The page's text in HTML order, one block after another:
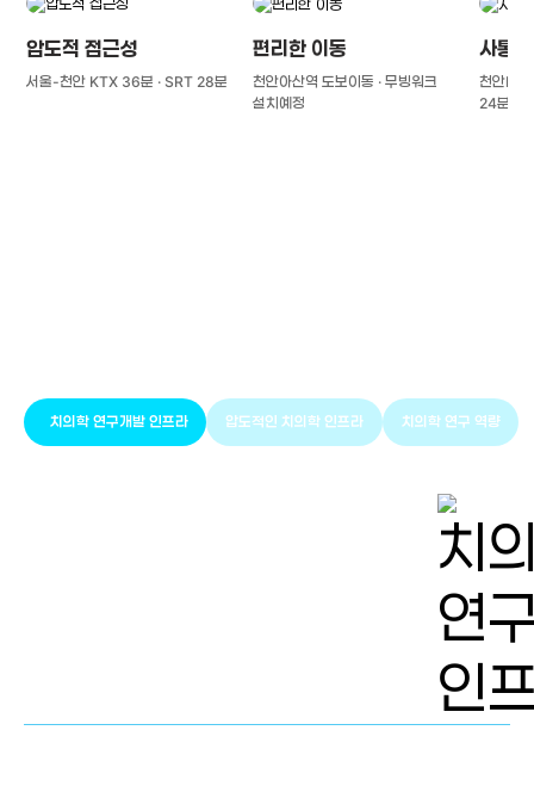
압도적 접근성
서울-천안 KTX 36분 · SRT 28분
편리한 이동
천안아산역 도보이동 · 무빙워크
설치예정
사통
천안IC(
24분
치의학 연구개발 인프라 압도적인 치의학 인프라 치의학 연구 역량